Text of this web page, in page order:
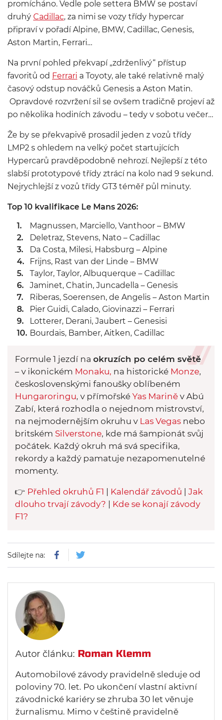
promícháno. Vedle pole settera BMW se postaví
druhý Cadillac, za nimi se vozy třídy hypercar
připraví v pořadí Alpine, BMW, Cadillac, Genesis,
Aston Martin, Ferrari…
Na první pohled překvapí „zdrženlivý“ přístup
favoritů od Ferrari a Toyoty, ale také relativně malý
časový odstup nováčků Genesis a Aston Matin.
Opravdové rozvržení sil se ovšem tradičně projeví až
po několika hodiních závodu – tedy v sobotu večer…
Že by se překvapivě prosadil jeden z vozů třídy
LMP2 s ohledem na velký počet startujících
Hypercarů pravděpodobně nehrozí. Nejlepší z této
slabší prototypové třídy ztrácí na kolo nad 9 sekund.
Nejrychlejší z vozů třídy GT3 téměř půl minuty.
Top 10 kvalifikace Le Mans 2026:
Magnussen, Marciello, Vanthoor – BMW
Deletraz, Stevens, Nato – Cadillac
Da Costa, Milesi, Habsburg – Alpine
Frijns, Rast van der Linde – BMW
Taylor, Taylor, Albuquerque – Cadillac
Jaminet, Chatin, Juncadella – Genesis
Riberas, Soerensen, de Angelis – Aston Martin
Pier Guidi, Calado, Giovinazzi – Ferrari
Lotterer, Derani, Jaubert – Genesisi
Bourdais, Bamber, Aitken, Cadillac
Formule 1 jezdí na okruzích po celém světě
– v ikonickém Monaku, na historické Monze,
československými fanoušky oblíbeném
Hungaroringu, v přímořské Yas Marině v Abú
Zabí, která rozhodla o nejednom mistrovství,
na nejmodernějším okruhu v Las Vegas nebo
britském Silverstone, kde má šampionát svůj
počátek. Každý okruh má svá specifika,
rekordy a každý pamatuje nezapomenutelné
momenty.
👉 Přehled okruhů F1 Kalendář závodů
Jak
dlouho trvají závody?
Kde se konají závody
F1?
Sdílejte na:
Autor článku: Roman Klemm
Automobilové závody pravidelně sleduje od
poloviny 70. let. Po ukončení vlastní aktivní
závodnické kariéry se zhruba 30 let věnuje
žurnalismu. Mimo v češtině pravidelně